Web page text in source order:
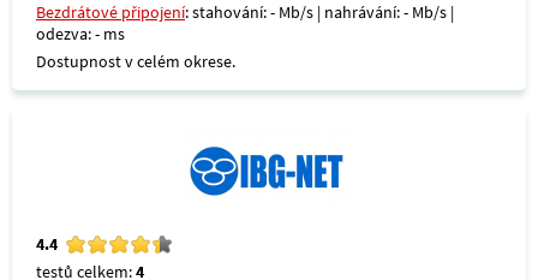
Bezdrátové připojení: stahování: - Mb/s | nahrávání: - Mb/s |
odezva: - ms
Dostupnost v celém okrese.
4.4
testů celkem:4